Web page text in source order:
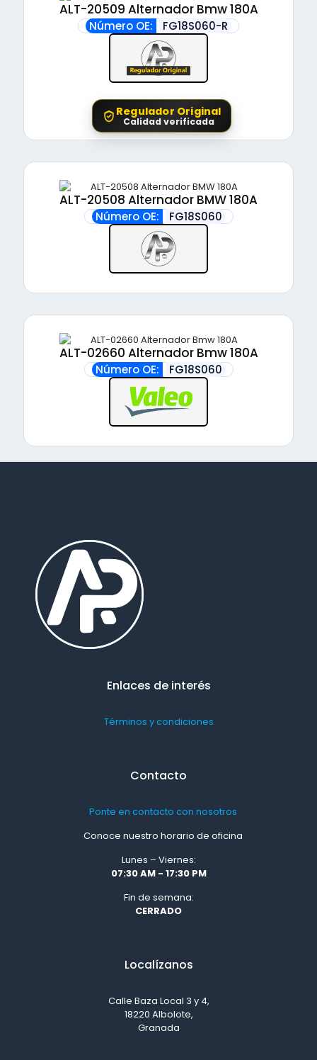
ALT-20509 Alternador Bmw 180A
Número OE: FG18S060-R
Regulador Original
Calidad verificada
ALT-20508 Alternador BMW 180A
Número OE: FG18S060
ALT-02660 Alternador Bmw 180A
Número OE: FG18S060
Enlaces de interés
Términos y condiciones
Contacto
Ponte en contacto con nosotros
Conoce nuestro horario de oficina
Lunes – Viernes:
07:30 AM - 17:30 PM
Fin de semana:
CERRADO
Localízanos
Calle Baza Local 3 y 4,
18220 Albolote,
Granada